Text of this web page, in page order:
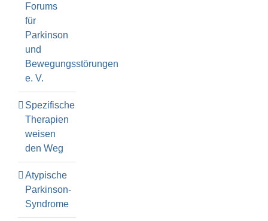
Forums
für
Parkinson
und
Bewegungsstörungen
e. V.
Spezifische
Therapien
weisen
den Weg
Atypische
Parkinson-
Syndrome